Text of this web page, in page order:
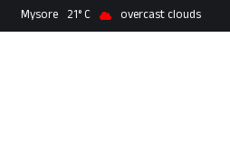
Mysore 21 overcast clouds